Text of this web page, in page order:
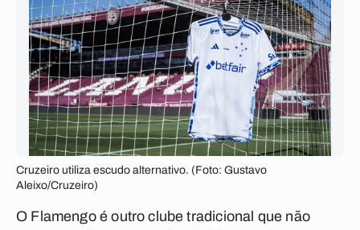
Cruzeiro utiliza escudo alternativo. (Foto: Gustavo
Aleixo/Cruzeiro)
O Flamengo é outro clube tradicional que não